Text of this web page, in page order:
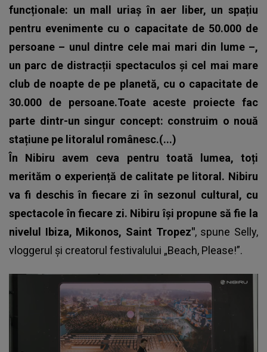
funcționale: un mall uriaș în aer liber, un spațiu
pentru evenimente cu o capacitate de 50.000 de
persoane – unul dintre cele mai mari din lume –,
un parc de distracții spectaculos și cel mai mare
club de noapte de pe planetă, cu o capacitate de
30.000 de persoane.Toate aceste proiecte fac
parte dintr-un singur concept: construim o nouă
stațiune pe litoralul românesc.(...)
În Nibiru avem ceva pentru toată lumea, toți
merităm o experiență de calitate pe litoral. Nibiru
va fi deschis în fiecare zi în sezonul cultural, cu
spectacole în fiecare zi. Nibiru își propune să fie la
nivelul Ibiza, Mikonos, Saint Tropez", spune Selly,
vloggerul și creatorul festivalului „Beach, Please!”.